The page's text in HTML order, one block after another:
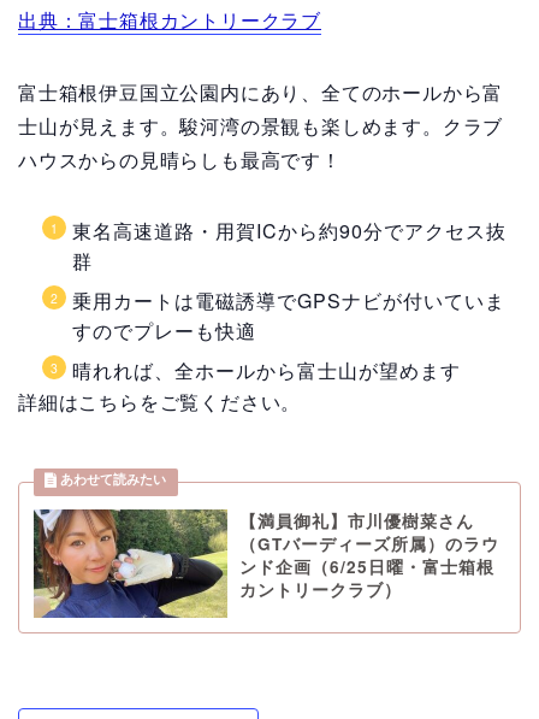
出典：富士箱根カントリークラブ
富士箱根伊豆国立公園内にあり、全てのホールから富
士山が見えます。駿河湾の景観も楽しめます。クラブ
ハウスからの見晴らしも最高です！
東名高速道路・用賀ICから約90分でアクセス抜
群
乗用カートは電磁誘導でGPSナビが付いていま
すのでプレーも快適
晴れれば、全ホールから富士山が望めます
詳細はこちらをご覧ください。
【満員御礼】市川優樹菜さん
（GTバーディーズ所属）のラウ
ンド企画（6/25日曜・富士箱根
カントリークラブ）